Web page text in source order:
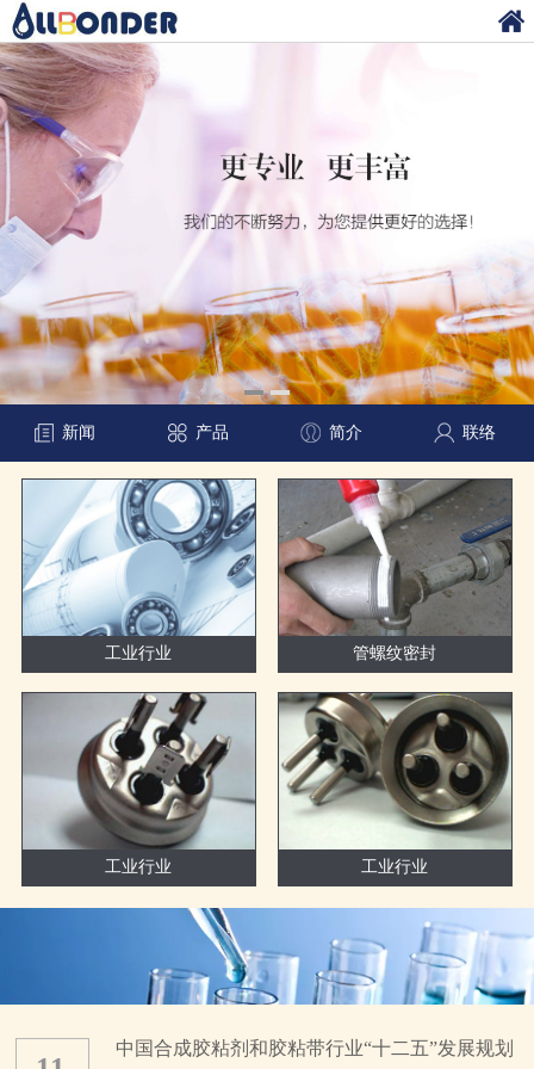
新闻 产品 简介 联络
工业行业 管螺纹密封
工业行业 工业行业
中国合成胶粘剂和胶粘带行业“十二五”发展规划